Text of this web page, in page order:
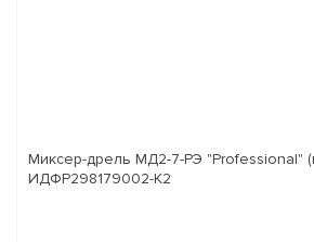
Миксер-дрель МД2-7-РЭ "Professional"
ИДФР298179002-К2